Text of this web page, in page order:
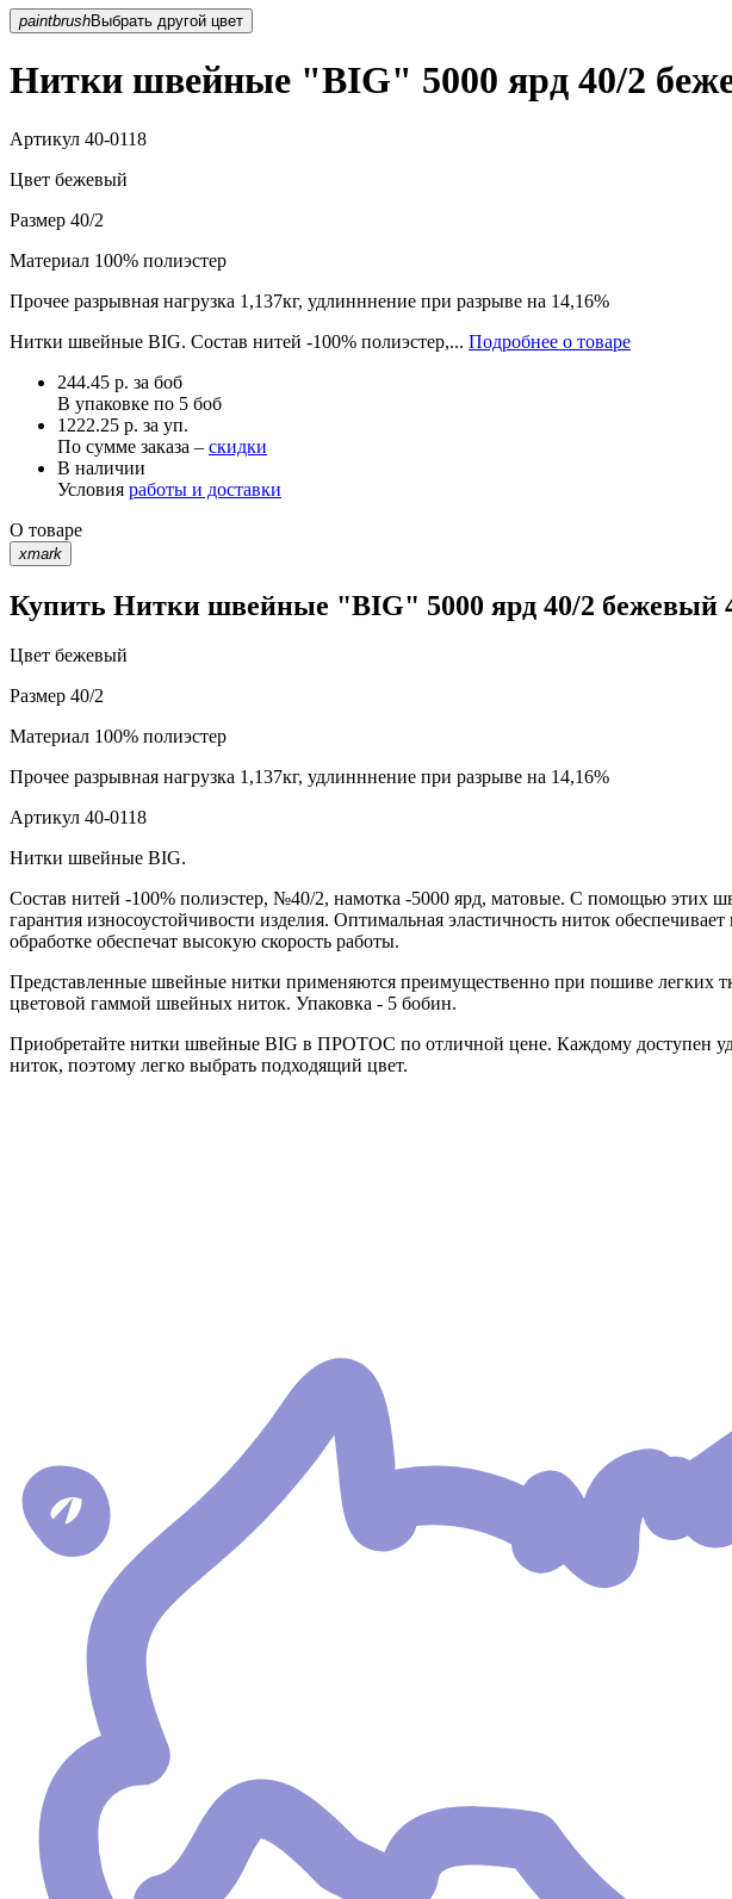
paintbrush Выбрать другой цвет
Нитки швейные "BIG" 5000 ярд 40/2
Артикул 40-0118
Цвет бежевый
Размер 40/2
Материал 100% полиэстер
Прочее разрывная нагрузка 1,137кг, удлинннение при разрыве на 14,16%
Нитки швейные BIG. Состав нитей -100% полиэстер,... Подробнее о товаре
244.45 р. за боб
В упаковке по 5 боб
1222.25 р. за уп.
По сумме заказа – скидки
В наличии
Условия работы и доставки
О товаре
xmark
Купить Нитки швейные "BIG" 5000 ярд 40/2 бежевый
Цвет бежевый
Размер 40/2
Материал 100% полиэстер
Прочее разрывная нагрузка 1,137кг, удлинннение при разрыве на 14,16%
Артикул 40-0118
Нитки швейные BIG.
Состав нитей -100% полиэстер, №40/2, намотка -5000 ярд, матовые. С помощью этих
гарантия износоустойчивости изделия. Оптимальная эластичность ниток
обработке обеспечат высокую скорость работы.
Представленные швейные нитки применяются преимущественно при пошиве легких
цветовой гаммой швейных ниток. Упаковка - 5 бобин.
Приобретайте нитки швейные BIG в ПРОТОС по отличной цене. Каждому доступен
ниток, поэтому легко выбрать подходящий цвет.